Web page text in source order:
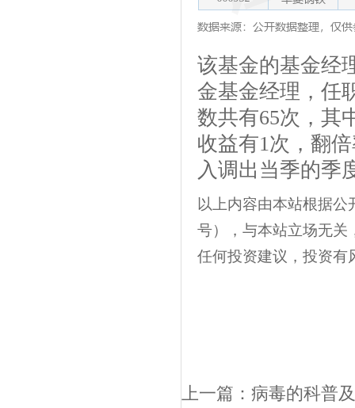
该基金的基金经
金基金经理，任
数共有65次，其
收益有1次，翻
入调出当季的季
以上内容由本站根据公
号），与本站立场无关
任何投资建议，投资有
上一篇： 病毒的科普